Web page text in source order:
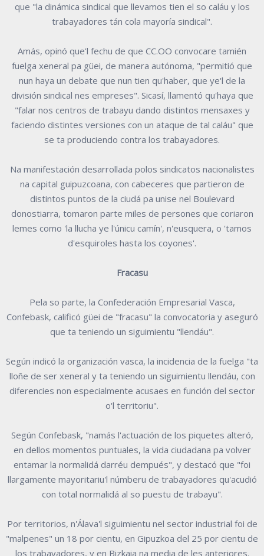
que "la dinámica sindical que llevamos tien el so caláu y los
trabayadores tán cola mayoría sindical".
Amás, opinó que'l fechu de que CC.OO convocare tamién
fuelga xeneral pa güei, de manera autónoma, "permitió que
nun haya un debate que nun tien qu'haber, que ye'l de la
división sindical nes empreses". Sicasí, llamentó qu'haya que
"falar nos centros de trabayu dando distintos mensaxes y
faciendo distintes versiones con un ataque de tal caláu" que
se ta produciendo contra los trabayadores.
Na manifestación desarrollada polos sindicatos nacionalistes
na capital guipuzcoana, con cabeceres que partieron de
distintos puntos de la ciudá pa unise nel Boulevard
donostiarra, tomaron parte miles de persones que coriaron
lemes como 'la llucha ye l'únicu camín', n'eusquera, o 'tamos
d'esquiroles hasta los coyones'.
Fracasu
Pela so parte, la Confederación Empresarial Vasca,
Confebask, calificó güei de "fracasu" la convocatoria y aseguró
que ta teniendo un siguimientu "llendáu".
Según indicó la organización vasca, la incidencia de la fuelga "ta
lloñe de ser xeneral y ta teniendo un siguimientu llendáu, con
diferencies non especialmente acusaes en función del sector
o'l territoriu".
Según Confebask, "namás l'actuación de los piquetes alteró,
en dellos momentos puntuales, la vida ciudadana pa volver
entamar la normalidá darréu dempués", y destacó que "foi
llargamente mayoritariu'l númberu de trabayadores qu'acudió
con total normalidá al so puestu de trabayu".
Por territorios, n'Álava'l siguimientu nel sector industrial foi de
"malpenes" un 18 por cientu, en Gipuzkoa del 25 por cientu de
los trabayadores, y en Bizkaia na media de les anteriores.